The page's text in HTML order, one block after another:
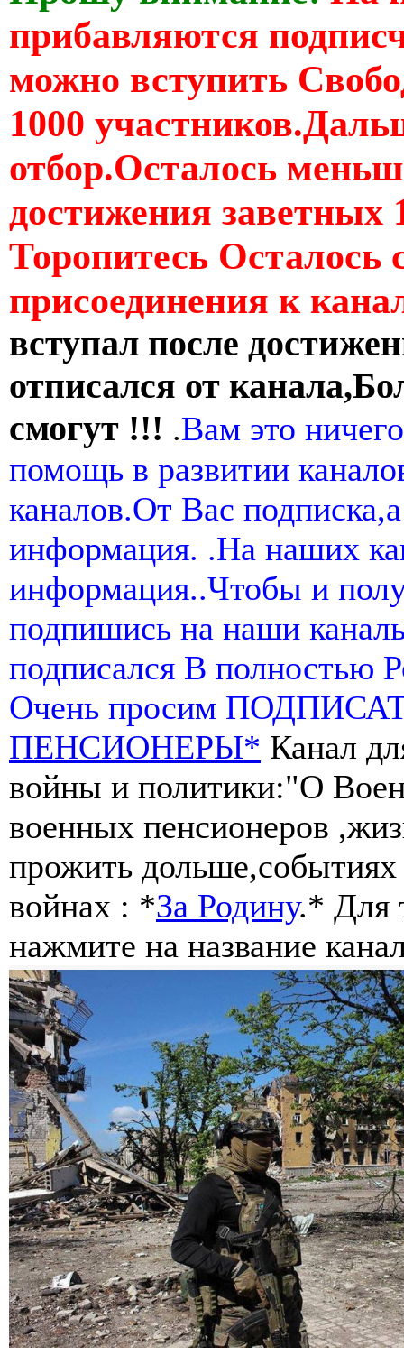
прибавляются
можно вступить
1000
отбор.Осталось
достижения заветных
Торопитесь Осталось
присоединения к
вступал после
отписался от
смогут !!! .Вам это
помощь в развитии
каналов.От Вас
информация. .На наших
информация..Чтобы и
подпишись на наши
подписался В полностью
Очень просим
ПЕНСИОНЕРЫ* Канал
войны и политики:"О
военных пенсионеров
прожить
войнах : *За Родину.* Для
нажмите на название